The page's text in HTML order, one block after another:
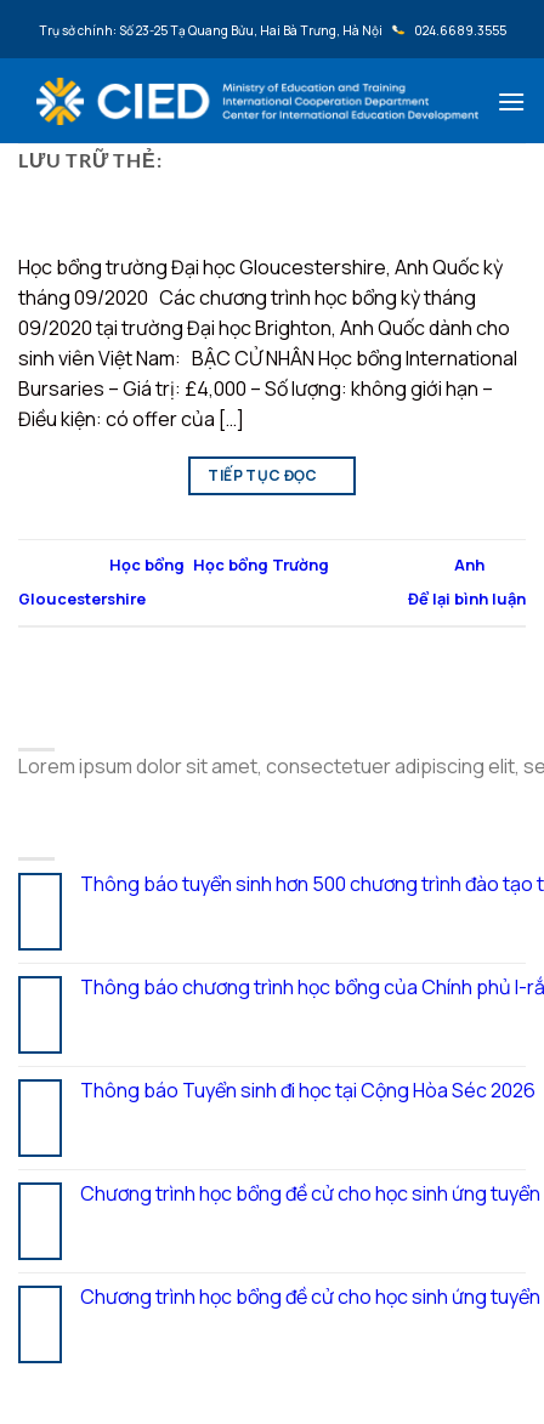
Trụ sở chính: Số 23-25 Tạ Quang Bửu, Hai Bà Trưng, Hà Nội 024.6689.3555
LƯU TRỮ THẺ:
Học bổng trường Đại học Gloucestershire, Anh Quốc kỳ
tháng 09/2020 Các chương trình học bổng kỳ tháng
09/2020 tại trường Đại học Brighton, Anh Quốc dành cho
sinh viên Việt Nam: BẬC CỬ NHÂN Học bổng International
Bursaries – Giá trị: £4,000 – Số lượng: không giới hạn –
Điều kiện: có offer của […]
TIẾP TỤC ĐỌC
Học bổng Học bổng Trường Anh
Gloucestershire
Để lại bình luận
Lorem ipsum dolor sit amet, consectetuer adipiscing elit,
Thông báo tuyển sinh hơn 500 chương trình đào tạo
Thông báo chương trình học bổng của Chính phủ I-
Thông báo Tuyển sinh đi học tại Cộng Hòa Séc 2026
Chương trình học bổng đề cử cho học sinh ứng
Chương trình học bổng đề cử cho học sinh ứng